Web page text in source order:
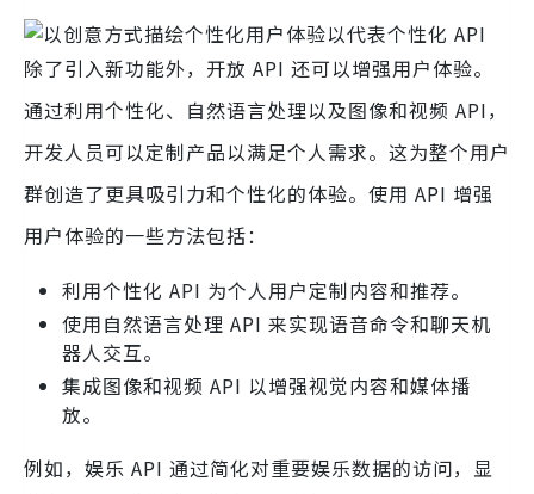
除了引入新功能外，开放 API 还可以增强用户体验。
通过利用个性化、自然语言处理以及图像和视频 API，
开发人员可以定制产品以满足个人需求。这为整个用户
群创造了更具吸引力和个性化的体验。使用 API 增强
用户体验的一些方法包括：
利用个性化 API 为个人用户定制内容和推荐。
使用自然语言处理 API 来实现语音命令和聊天机
器人交互。
集成图像和视频 API 以增强视觉内容和媒体播
放。
例如，娱乐 API 通过简化对重要娱乐数据的访问，显